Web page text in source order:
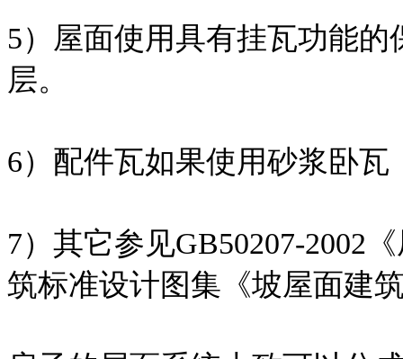
5）屋面使用具有挂瓦功能
层。
6）配件瓦如果使用砂浆卧
7）其它参见GB50207-2002
筑标准设计图集《坡屋面建